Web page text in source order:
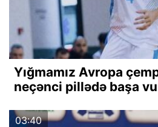
Yığmamız Avropa
neçənci pillədə başa
03:40